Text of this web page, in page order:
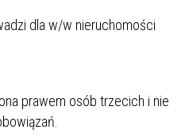
dla w/w nieruchomości
prawem osób trzecich i nie